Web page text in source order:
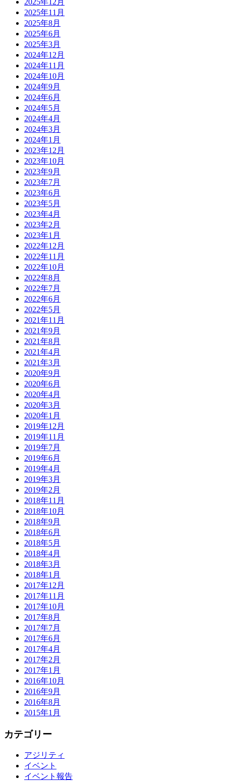
2025年11月
2025年8月
2025年6月
2025年3月
2024年12月
2024年11月
2024年10月
2024年9月
2024年6月
2024年5月
2024年4月
2024年3月
2024年1月
2023年12月
2023年10月
2023年9月
2023年7月
2023年6月
2023年5月
2023年4月
2023年2月
2023年1月
2022年12月
2022年11月
2022年10月
2022年8月
2022年7月
2022年6月
2022年5月
2021年11月
2021年9月
2021年8月
2021年4月
2021年3月
2020年9月
2020年6月
2020年4月
2020年3月
2020年1月
2019年12月
2019年11月
2019年7月
2019年6月
2019年4月
2019年3月
2019年2月
2018年11月
2018年10月
2018年9月
2018年6月
2018年5月
2018年4月
2018年3月
2018年1月
2017年12月
2017年11月
2017年10月
2017年8月
2017年7月
2017年6月
2017年4月
2017年2月
2017年1月
2016年10月
2016年9月
2016年8月
2015年1月
カテゴリー
アジリティ
イベント
イベント報告